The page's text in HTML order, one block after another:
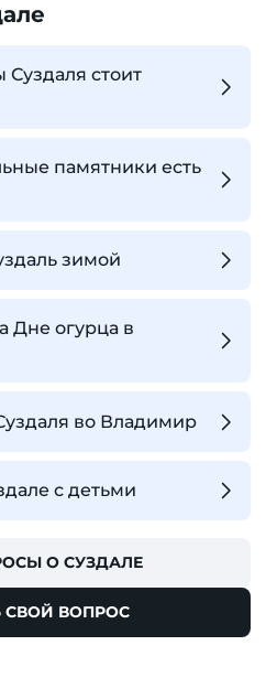
Суздаля стоит
памятники есть
зимой
Дне огурца в
во Владимир
с детьми
О СУЗДАЛЕ
СВОЙ ВОПРОС